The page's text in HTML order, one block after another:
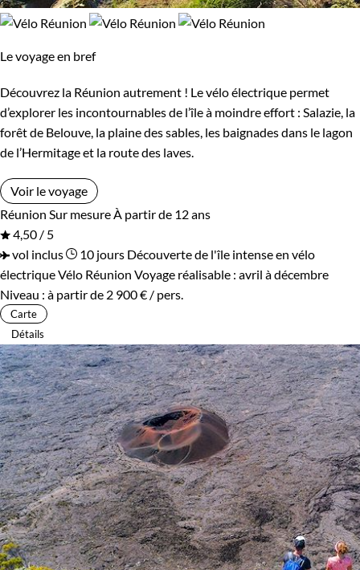
Le voyage en bref
Découvrez la Réunion autrement ! Le vélo électrique permet
d’explorer les incontournables de l’île à moindre effort : Salazie, la
forêt de Belouve, la plaine des sables, les baignades dans le lagon
de l’Hermitage et la route des laves.
Voir le voyage
Réunion Sur mesure À partir de 12 ans
4,50 / 5
vol inclus
10 jours Découverte de l'île intense en vélo
électriqueVélo Réunion Voyage réalisable : avril à décembre
Niveau : à partir de 2 900 € / pers.
Carte
Détails